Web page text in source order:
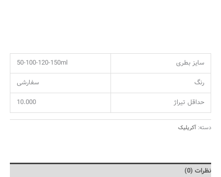
سایز بطری
50-100-120-150ml
رنگ
سفارشی
حداقل تیراژ
10.000
دسته:آکریلیک
نظرات (0)